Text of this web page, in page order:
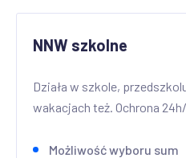
NNW szkolne
Działa w szkole,
wakacjach też. Ochrona
Możliwość wyboru sum